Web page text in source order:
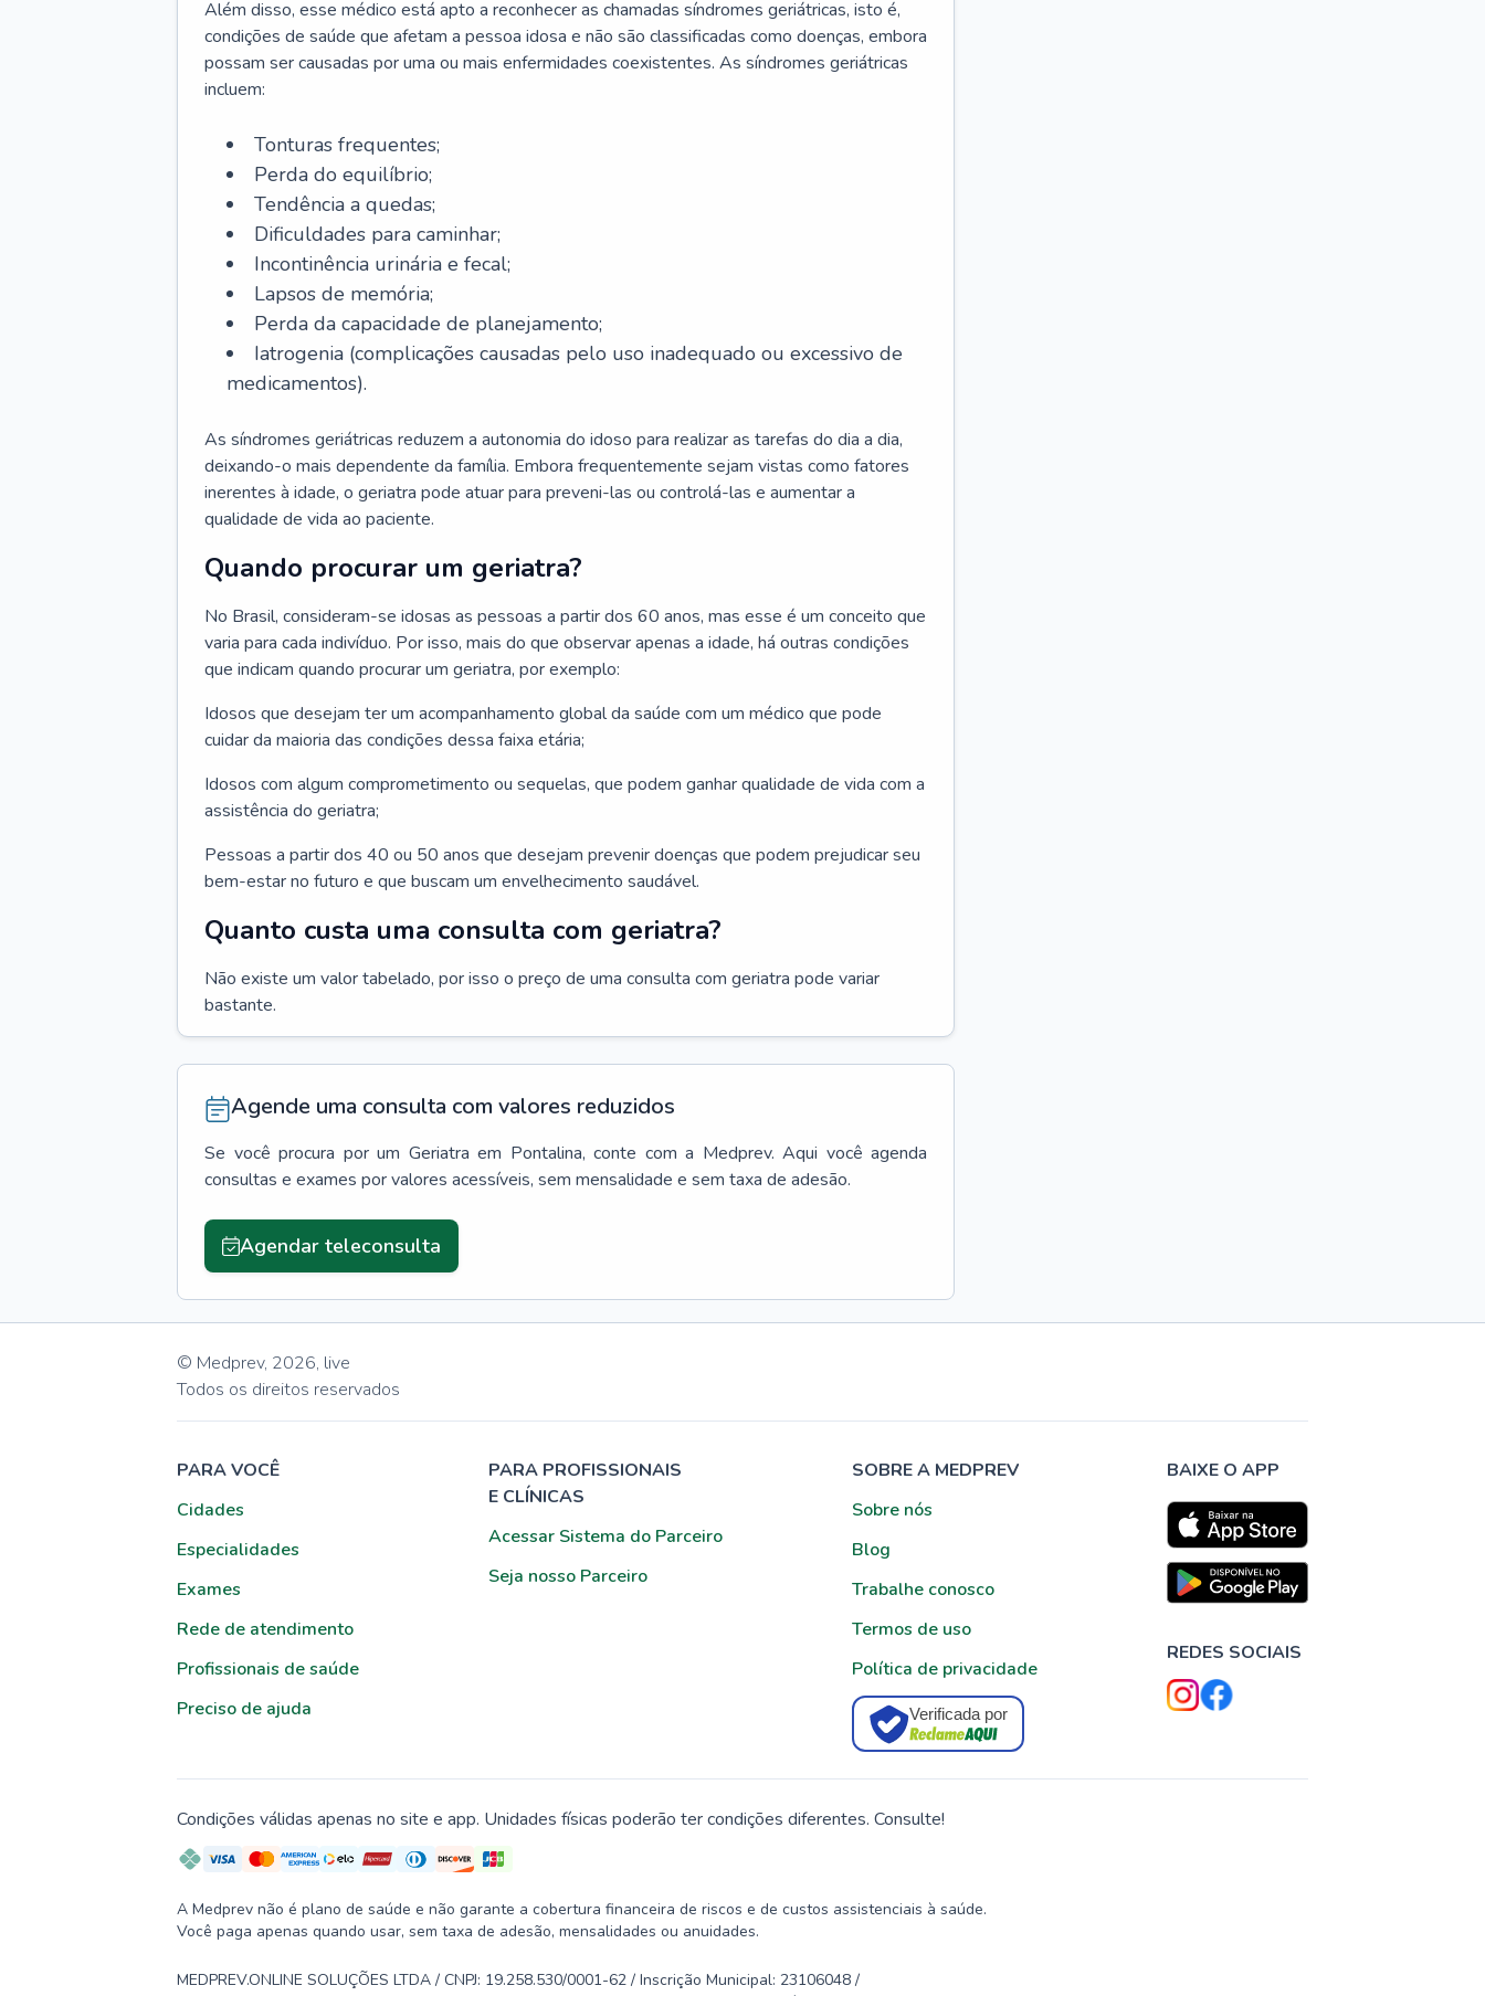
Além disso, esse médico está apto a reconhecer as chamadas síndromes geriátricas, isto é,
condições de saúde que afetam a pessoa idosa e não são classificadas como doenças, embora
possam ser causadas por uma ou mais enfermidades coexistentes. As síndromes geriátricas
incluem:
Tonturas frequentes;
Perda do equilíbrio;
Tendência a quedas;
Dificuldades para caminhar;
Incontinência urinária e fecal;
Lapsos de memória;
Perda da capacidade de planejamento;
Iatrogenia (complicações causadas pelo uso inadequado ou excessivo de
medicamentos).
As síndromes geriátricas reduzem a autonomia do idoso para realizar as tarefas do dia a dia,
deixando-o mais dependente da família. Embora frequentemente sejam vistas como fatores
inerentes à idade, o geriatra pode atuar para preveni-las ou controlá-las e aumentar a
qualidade de vida ao paciente.
Quando procurar um geriatra?
No Brasil, consideram-se idosas as pessoas a partir dos 60 anos, mas esse é um conceito que
varia para cada indivíduo. Por isso, mais do que observar apenas a idade, há outras condições
que indicam quando procurar um geriatra, por exemplo:
Idosos que desejam ter um acompanhamento global da saúde com um médico que pode
cuidar da maioria das condições dessa faixa etária;
Idosos com algum comprometimento ou sequelas, que podem ganhar qualidade de vida com a
assistência do geriatra;
Pessoas a partir dos 40 ou 50 anos que desejam prevenir doenças que podem prejudicar seu
bem-estar no futuro e que buscam um envelhecimento saudável.
Quanto custa uma consulta com geriatra?
Não existe um valor tabelado, por isso o preço de uma consulta com geriatra pode variar
bastante.
Agende uma consulta com valores reduzidos
Se você procura por um Geriatra em Pontalina, conte com a Medprev. Aqui você agenda
consultas e exames por valores acessíveis, sem mensalidade e sem taxa de adesão.
Agendar teleconsulta
© Medprev, 2026, live
Todos os direitos reservados
PARA VOCÊ
Cidades
Especialidades
Exames
Rede de atendimento
Profissionais de saúde
Preciso de ajuda
PARA PROFISSIONAIS
E CLÍNICAS
Acessar Sistema do Parceiro
Seja nosso Parceiro
SOBRE A MEDPREV
Sobre nós
Blog
Trabalhe conosco
Termos de uso
Política de privacidade
Verificada por
BAIXE O APP
REDES SOCIAIS
Condições válidas apenas no site e app. Unidades físicas poderão ter condições diferentes. Consulte!
A Medprev não é plano de saúde e não garante a cobertura financeira de riscos e de custos assistenciais à saúde.
Você paga apenas quando usar, sem taxa de adesão, mensalidades ou anuidades.
MEDPREV.ONLINE SOLUÇÕES LTDA / CNPJ: 19.258.530/0001-62 / Inscrição Municipal: 23106048 /